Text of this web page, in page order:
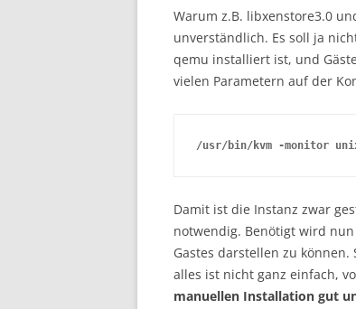
Warum z.B. libxenstore3.0
unverständlich. Es soll ja
qemu installiert ist, und
vielen Parametern auf der
/usr/bin/kvm -monitor
Damit ist die Instanz zwar
notwendig. Benötigt wird
Gastes darstellen zu können.
alles ist nicht ganz einfach,
manuellen Installation gut